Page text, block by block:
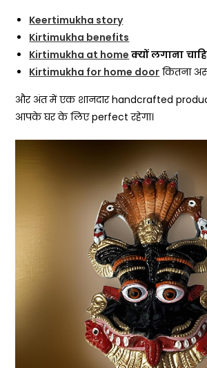
Keertimukha story
Kirtimukha benefits
Kirtimukha at home क्यों लगाना
Kirtimukha for home door कितना
और अंत में एक शानदार handcrafted
आपके घर के लिए perfect रहेगा।